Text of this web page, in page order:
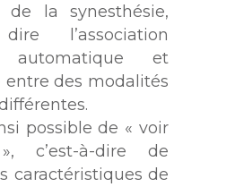
de la synesthésie,
l’association
automatique et
des modalités
possible de « voir
c’est-à-dire de
caractéristiques de